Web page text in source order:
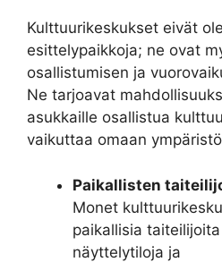
Kulttuurikeskukset eivät
esittelypaikkoja; ne ovat
osallistumisen ja
Ne tarjoavat
asukkaille osallistua
vaikuttaa omaan
Paikallisten
Monet
paikallisia
näyttelytiloja ja